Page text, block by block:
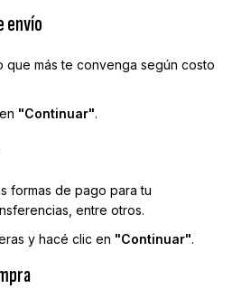
envío
que más te convenga según costo
"Continuar".
formas de pago para tu
entre otros.
y hacé clic en "Continuar".